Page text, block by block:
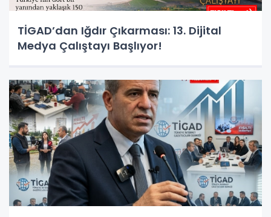
TİGAD’dan Iğdır Çıkarması: 13. Dijital
Medya Çalıştayı Başlıyor!